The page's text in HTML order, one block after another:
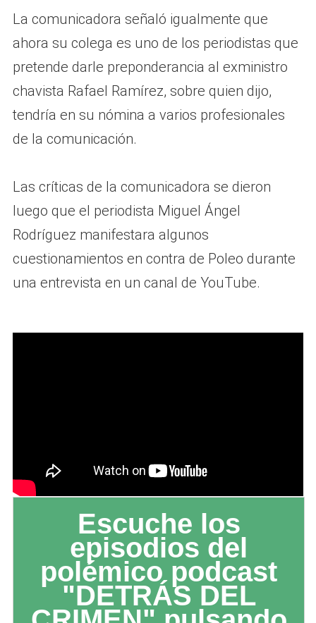
La comunicadora señaló igualmente que
ahora su colega es uno de los periodistas que
pretende darle preponderancia al exministro
chavista Rafael Ramírez, sobre quien dijo,
tendría en su nómina a varios profesionales
de la comunicación.
Las críticas de la comunicadora se dieron
luego que el periodista Miguel Ángel
Rodríguez manifestara algunos
cuestionamientos en contra de Poleo durante
una entrevista en un canal de YouTube.
Escuche los
episodios del
polémico podcast
"DETRÁS DEL